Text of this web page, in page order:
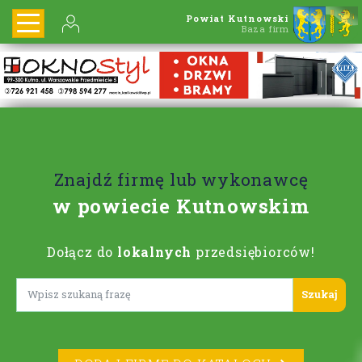
Powiat Kutnowski
Baza firm
Znajdź firmę lub wykonawcę
w powiecie Kutnowskim
Dołącz do lokalnych przedsiębiorców!
Lorem ipsum